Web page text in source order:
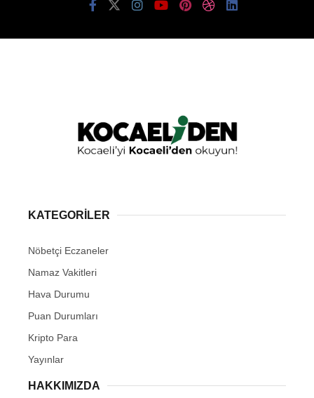
KATEGORİLER
Nöbetçi Eczaneler
Namaz Vakitleri
Hava Durumu
Puan Durumları
Kripto Para
Yayınlar
HAKKIMIZDA